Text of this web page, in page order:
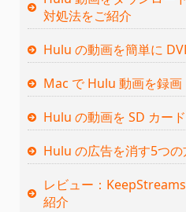
対処法をご紹介
Hulu の動画を簡単に
Mac で Hulu 動画を録
Hulu の動画を SD カー
Hulu の広告を消す5つの
レビュー：
紹介